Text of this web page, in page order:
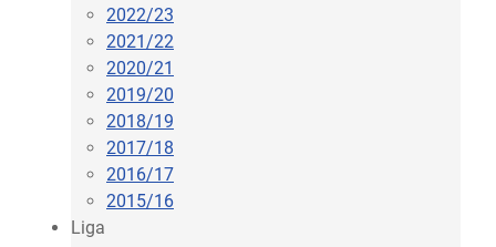
2022/23
2021/22
2020/21
2019/20
2018/19
2017/18
2016/17
2015/16
Liga